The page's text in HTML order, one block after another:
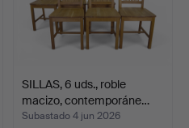
SILLAS, 6 uds., roble
macizo, contemporáne…
Subastado 4 jun 2026